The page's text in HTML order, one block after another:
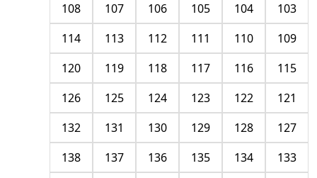
103
104
105
106
107
108
109
110
111
112
113
114
115
116
117
118
119
120
121
122
123
124
125
126
127
128
129
130
131
132
133
134
135
136
137
138